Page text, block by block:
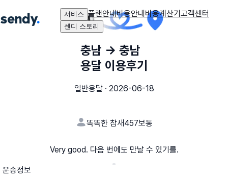
서비스 플랜안내비용안내비용계산기고객센터
센디 스토리
충남 → 충남
용달 이용후기
일반용달· 2026-06-18
똑똑한 참새457보통
Very good. 다음 번에도 만날 수 있기를.
운송정보